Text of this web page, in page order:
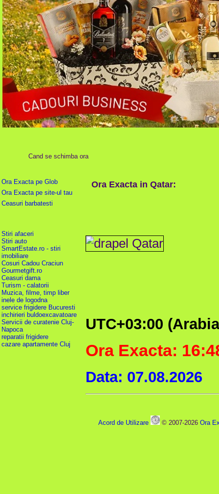
Cand se schimba ora
Ora Exacta pe Glob
Ora Exacta pe site-ul tau
Ceasuri barbatesti
Stiri afaceri
Stiri auto
SmartEstate.ro - stiri
imobiliare
Cosuri Cadou Craciun
Gourmetgift.ro
Ceasuri dama
Turism - calatorii
Muzica, filme, timp liber
inele de logodna
service frigidere Bucuresti
inchirieri buldoexcavatoare
Servicii de curatenie Cluj-
Napoca
reparatii frigidere
cazare apartamente Cluj
Ora Exacta in Qatar:
UTC+03:00
Ora Exacta:
Data: 07.08.2026
Acord de Utilizare © 2007-2026 Ora